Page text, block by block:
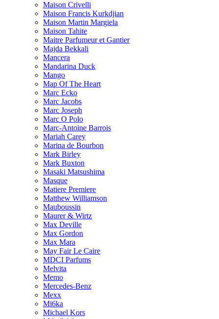
Maison Crivelli
Maison Francis Kurkdjian
Maison Martin Margiela
Maison Tahite
Maitre Parfumeur et Gantier
Majda Bekkali
Mancera
Mandarina Duck
Mango
Map Of The Heart
Marc Ecko
Marc Jacobs
Marc Joseph
Marc O Polo
Marc-Antoine Barrois
Mariah Carey
Marina de Bourbon
Mark Birley
Mark Buxton
Masaki Matsushima
Masque
Matiere Premiere
Matthew Williamson
Mauboussin
Maurer & Wirtz
Max Deville
Max Gordon
Max Mara
May Fair Le Caire
MDCI Parfums
Melvita
Memo
Mercedes-Benz
Mexx
Mi6ka
Michael Kors